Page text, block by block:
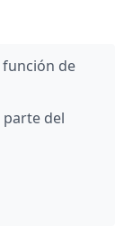
función de
parte del